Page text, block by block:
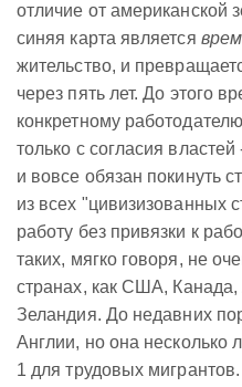
отличие от американской
синяя карта является
жительство, и
через пять лет. До этого
конкретному
только с согласия
и вовсе обязан покинуть
из всех "цивизизованных
работу без привязки к
таких, мягко говоря, не
странах, как США,
Зеландия. До недавних
Англии, но она несколько
1 для трудовых